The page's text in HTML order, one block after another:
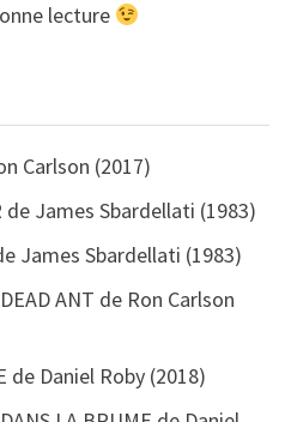
lecture
Carlson (2017)
de James Sbardellati (1983)
James Sbardellati (1983)
DEAD ANT de Ron Carlson
de Daniel Roby (2018)